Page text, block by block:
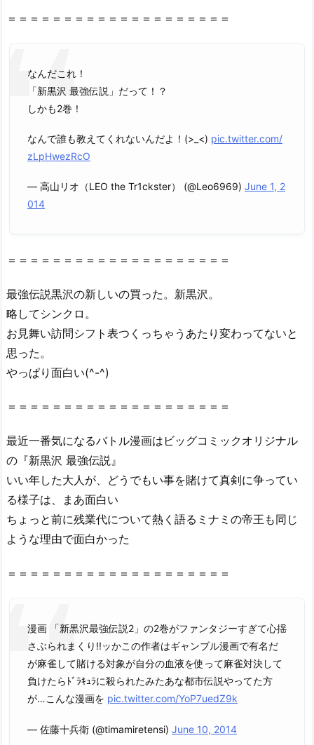
＝＝＝＝＝＝＝＝＝＝＝＝＝＝＝＝＝＝＝＝
なんだこれ！
「新黒沢 最強伝説」だって！？
しかも2巻！
なんで誰も教えてくれないんだよ！(>_<) pic.twitter.com/
zLpHwezRcO
— 高山リオ（LEO the Tr1ckster） (@Leo6969) June 1, 2
014
＝＝＝＝＝＝＝＝＝＝＝＝＝＝＝＝＝＝＝＝
最強伝説黒沢の新しいの買った。新黒沢。
略してシンクロ。
お見舞い訪問シフト表つくっちゃうあたり変わってないと
思った。
やっぱり面白い(^-^)
＝＝＝＝＝＝＝＝＝＝＝＝＝＝＝＝＝＝＝＝
最近一番気になるバトル漫画はビッグコミックオリジナル
の『新黒沢 最強伝説』
いい年した大人が、どうでもい事を賭けて真剣に争ってい
る様子は、まあ面白い
ちょっと前に残業代について熱く語るミナミの帝王も同じ
ような理由で面白かった
＝＝＝＝＝＝＝＝＝＝＝＝＝＝＝＝＝＝＝＝
漫画 「新黒沢最強伝説2」の2巻がファンタジーすぎて心揺
さぶられまくり!!ッかこの作者はギャンブル漫画で有名だ
が麻雀して賭ける対象が自分の血液を使って麻雀対決して
負けたらﾄﾞﾗｷｭﾗに殺られたみたあな都市伝説やってた方
が…こんな漫画を pic.twitter.com/YoP7uedZ9k
— 佐藤十兵衛 (@timamiretensi) June 10, 2014